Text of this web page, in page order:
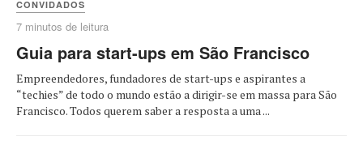
CONVIDADOS
7 minutos de leitura
Guia para start-ups em São Francisco
Empreendedores, fundadores de start-ups e aspirantes a
“techies” de todo o mundo estão a dirigir-se em massa para São
Francisco. Todos querem saber a resposta a uma ...